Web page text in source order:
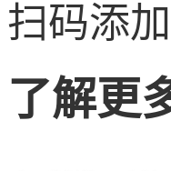
扫码添
了解更